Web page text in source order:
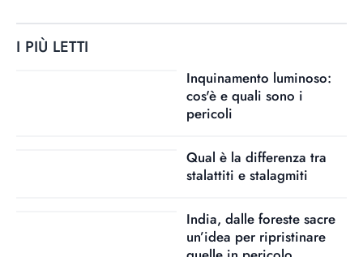
I PIÙ LETTI
Inquinamento luminoso:
cos'è e quali sono i
pericoli
Qual è la differenza tra
stalattiti e stalagmiti
India, dalle foreste sacre
un’idea per ripristinare